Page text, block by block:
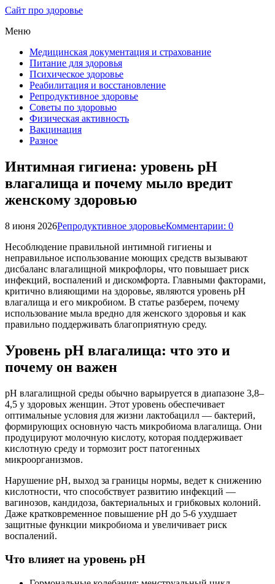
Сайт про здоровье
Меню
Медицинская документация и страхование
Питание для здоровья
Психическое здоровье
Реабилитация и восстановление
Репродуктивное здоровье
Советы по здоровью
Физическая активность
Вакцинация
Разное
Интимная гигиена: уровень pH
влагалища и почему мыло вредит
женскому здоровью
8 июня 2026Репродуктивное здоровьеКомментарии: 0
Несоблюдение правильной интимной гигиены и
неправильное использование моющих средств вызывают
дисбаланс влагалищной микрофлоры, что повышает риск
инфекций, воспалений и дискомфорта. Главными факторами,
критично влияющими на здоровье, являются уровень pH
влагалища и его микробиом. В статье разберем, почему
использование мыла вредно для женского здоровья и как
правильно поддерживать благоприятную среду.
Уровень pH влагалища: что это и
почему он важен
pH влагалищной среды обычно варьируется в диапазоне 3,8–
4,5 у здоровых женщин. Этот уровень обеспечивает
оптимальные условия для жизни лактобацилл — бактерий,
формирующих основную часть микробиома влагалища. Они
продуцируют молочную кислоту, которая поддерживает
кислотную среду и тормозит рост патогенных
микроорганизмов.
Нарушение pH, выход за границы нормы, ведет к снижению
кислотности, что способствует развитию инфекций —
вагинозов, кандидоза, бактериальных и грибковых колоний.
Даже кратковременное повышение pH до 5-6 ухудшает
защитные функции микробиома и увеличивает риск
воспалений.
Что влияет на уровень pH